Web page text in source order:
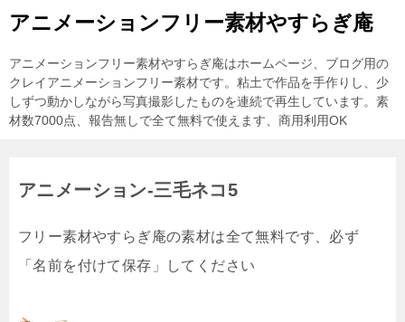
アニメーションフリー素材やすらぎ庵
アニメーションフリー素材やすらぎ庵はホームページ、ブログ用の
クレイアニメーションフリー素材です。粘土で作品を手作りし、少
しずつ動かしながら写真撮影したものを連続で再生しています。素
材数7000点、報告無しで全て無料で使えます、商用利用OK
アニメーション-三毛ネコ5
フリー素材やすらぎ庵の素材は全て無料です、必ず
「名前を付けて保存」してください